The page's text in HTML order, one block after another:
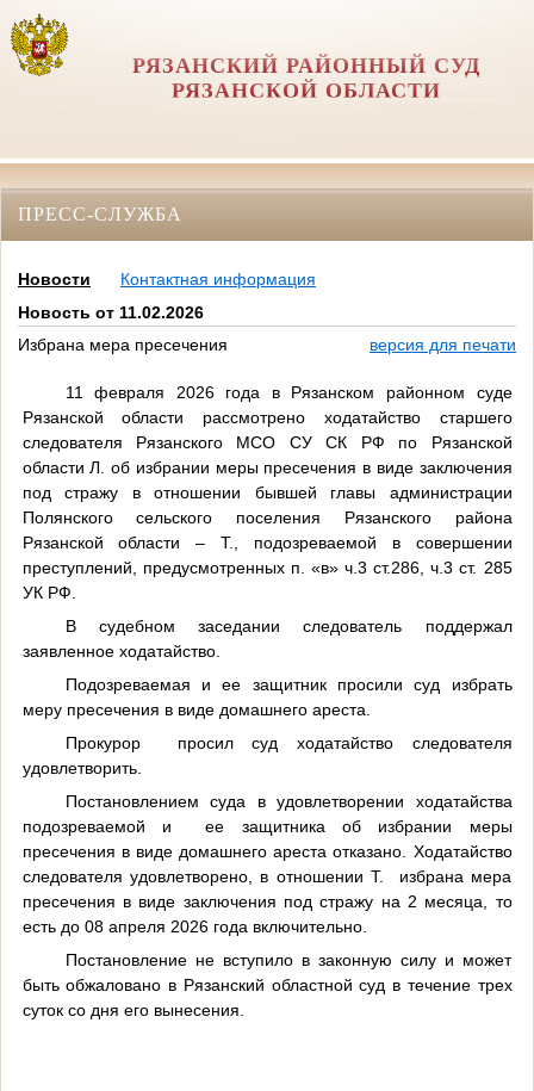
РЯЗАНСКИЙ РАЙОННЫЙ СУД
РЯЗАНСКОЙ ОБЛАСТИ
ПРЕСС-СЛУЖБА
Новости
Контактная информация
Новость от 11.02.2026
Избрана мера пресечения
версия для печати
11 февраля 2026 года в Рязанском районном суде
Рязанской области рассмотрено ходатайство старшего
следователя Рязанского МСО СУ СК РФ по Рязанской
области Л. об избрании меры пресечения в виде заключения
под стражу в отношении бывшей главы администрации
Полянского сельского поселения Рязанского района
Рязанской области – Т., подозреваемой в совершении
преступлений, предусмотренных п. «в» ч.3 ст.286, ч.3 ст. 285
УК РФ.
В судебном заседании следователь поддержал
заявленное ходатайство.
Подозреваемая и ее защитник просили суд избрать
меру пресечения в виде домашнего ареста.
Прокурор просил суд ходатайство следователя
удовлетворить.
Постановлением суда в удовлетворении ходатайства
подозреваемой и ее защитника об избрании меры
пресечения в виде домашнего ареста отказано. Ходатайство
следователя удовлетворено, в отношении Т. избрана мера
пресечения в виде заключения под стражу на 2 месяца, то
есть до 08 апреля 2026 года включительно.
Постановление не вступило в законную силу и может
быть обжаловано в Рязанский областной суд в течение трех
суток со дня его вынесения.